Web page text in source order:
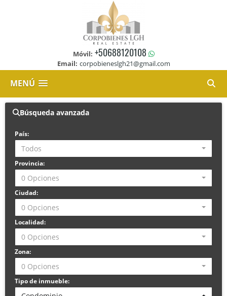
Móvil: +50688120108
Email: corpobieneslgh21@gmail.com
MENÚ
Búsqueda avanzada
País:
Todos
Provincia:
0 Opciones
Ciudad:
0 Opciones
Localidad:
0 Opciones
Zona:
0 Opciones
Tipo de inmueble: